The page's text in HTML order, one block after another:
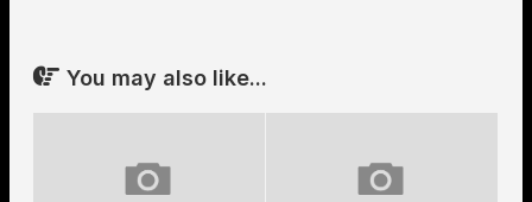
You may also like...